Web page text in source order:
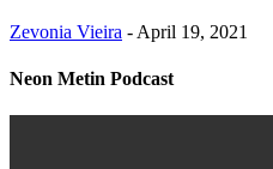
Zevonia Vieira - April 19, 2021
Neon Metin Podcast